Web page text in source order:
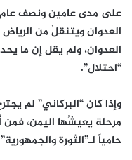
على مدى عامين ونصف
العدوان ويتنقلُ من
العدوان، ولم يقل إن ما
“احتلال”.
وإذا كان “البركاني” لم
مرحلة يعيشُها اليمن، فمن
حامياً لـ”الثورة